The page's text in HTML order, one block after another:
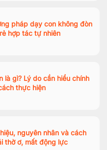
pháp dạy con không đòn
hợp tác tự nhiên
là gì? Lý do cần hiểu chính
thực hiện
nguyên nhân và cách
thờ ơ, mất động lực